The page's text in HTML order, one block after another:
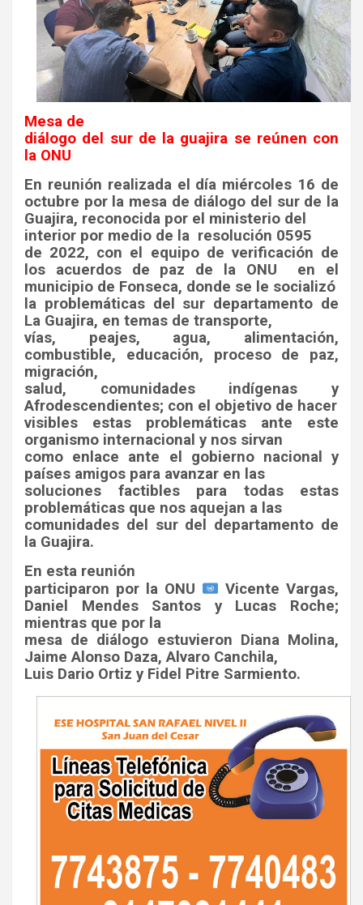
Mesa de
diálogo del sur de la guajira se reúnen con
la ONU
En reunión realizada el día miércoles 16 de
octubre por la mesa de diálogo del sur de la
Guajira, reconocida por el ministerio del
interior por medio de la resolución 0595
de 2022, con el equipo de verificación de
los acuerdos de paz de la ONU
en el
municipio de Fonseca, donde se le socializó
la problemáticas del sur departamento de
La Guajira, en temas de transporte,
vías, peajes, agua, alimentación,
combustible, educación, proceso de paz,
migración,
salud, comunidades indígenas y
Afrodescendientes; con el objetivo de hacer
visibles estas problemáticas ante este
organismo internacional y nos sirvan
como enlace ante el gobierno nacional y
países amigos para avanzar en las
soluciones factibles para todas estas
problemáticas que nos aquejan a las
comunidades del sur del departamento de
la Guajira.
En esta reunión
participaron por la ONU
Vicente Vargas,
Daniel Mendes Santos y Lucas Roche;
mientras que por la
mesa de diálogo estuvieron Diana Molina,
Jaime Alonso Daza, Alvaro Canchila,
Luis Dario Ortiz y Fidel Pitre Sarmiento.